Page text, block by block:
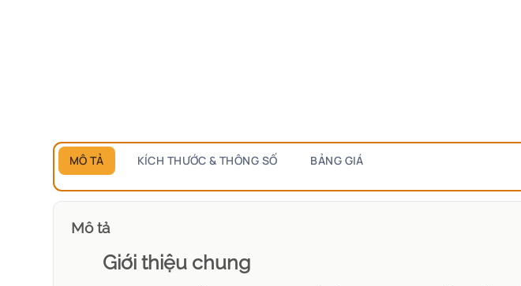
MÔ TẢ KÍCH THƯỚC & THÔNG SỐ BẢNG GIÁ
Mô tả
Giới thiệu chung